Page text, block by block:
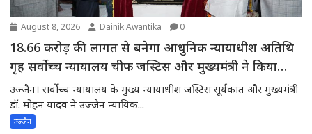
August 8, 2026 Dainik Awantika 0
18.66 करोड़ की लागत से बनेगा आधुनिक न्यायाधीश अतिथि
गृह सर्वोच्च न्यायालय चीफ जस्टिस और मुख्यमंत्री ने किया
भूमिपूजन
उज्जैन। सर्वोच्च न्यायालय के मुख्य न्यायाधीश जस्टिस सूर्यकांत और मुख्यमंत्री
डॉ. मोहन यादव ने उज्जैन न्यायिक...
उज्जैन